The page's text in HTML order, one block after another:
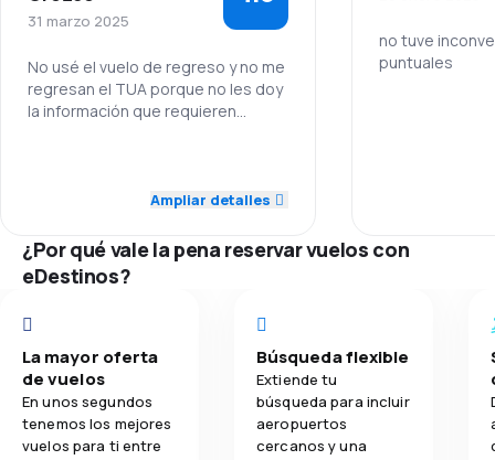
formato para calificar tu experiencia, además
permite rastrear nuestro equipaje en caso no haya
llegado correctamente en nuestro vuelo. También
ofrecen, como entretenimiento a bordo, una
selección de revistas así como periódicos a
ver o la música que prefiera escuchar.
4.1
Comodidad de viaje
31 marzo 2025
No usé el vuelo de regreso y no me
regresan el TUA porque no les doy
la información que requieren
Precio del billete
5.0
Transporte de equipaje 5.0
Ampliar detalles
no tuve
puntuales
¿Por qué vale la pena reservar vuelos con
eDestinos?
La mayor oferta
de vuelos
En unos segundos
tenemos los mejores
vuelos para ti entre
Búsqueda flexible
Extiende tu
búsqueda para incluir
aeropuertos
cercanos y una